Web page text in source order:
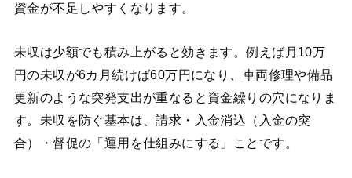
資金が不足しやすくなります。
未収は少額でも積み上がると効きます。例えば月10万
円の未収が6カ月続けば60万円になり、車両修理や備品
更新のような突発支出が重なると資金繰りの穴になりま
す。未収を防ぐ基本は、請求・入金消込（入金の突
合）・督促の「運用を仕組みにする」ことです。